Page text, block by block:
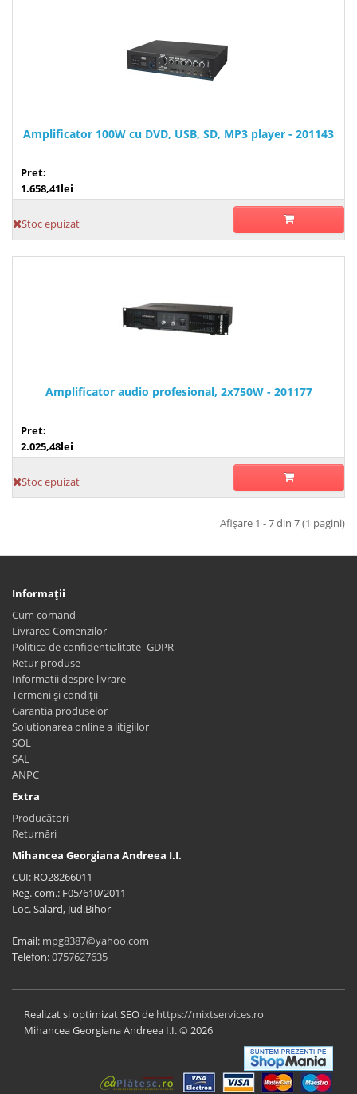
Amplificator 100W cu DVD, USB, SD, MP3 player - 201143
Pret:
1.658,41lei
Stoc epuizat
Amplificator audio profesional, 2x750W - 201177
Pret:
2.025,48lei
Stoc epuizat
Afişare 1 - 7 din 7 (1 pagini)
Informaţii
Cum comand
Livrarea Comenzilor
Politica de confidentialitate -GDPR
Retur produse
Informatii despre livrare
Termeni și condiții
Garantia produselor
Solutionarea online a litigiilor
SOL
SAL
ANPC
Extra
Producători
Returnări
Mihancea Georgiana Andreea I.I.
CUI: RO28266011
Reg. com.: F05/610/2011
Loc. Salard, Jud.Bihor
Email: mpg8387@yahoo.com
Telefon:0757627635
Realizat si optimizat SEO de https://mixtservices.ro
Mihancea Georgiana Andreea I.I. © 2026